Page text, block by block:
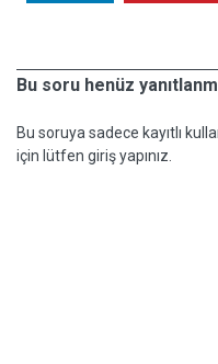
Bu soru henüz
Bu soruya sadece kayıtlı
için lütfen giriş yapınız.